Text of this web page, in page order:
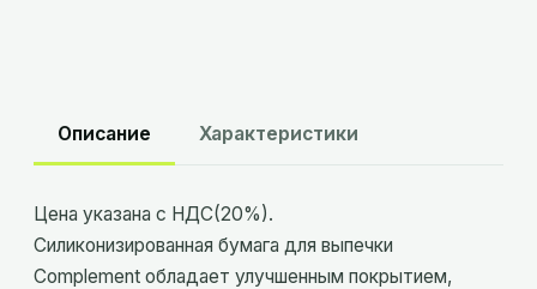
Описание Характеристики
Цена указана с НДС(20%).
Силиконизированная бумага для выпечки
Complement обладает улучшенным покрытием,